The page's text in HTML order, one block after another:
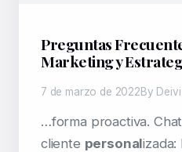
Preguntas
Marketing y
7 de marzo de 2022By
…forma proactiva.
cliente personalizada: